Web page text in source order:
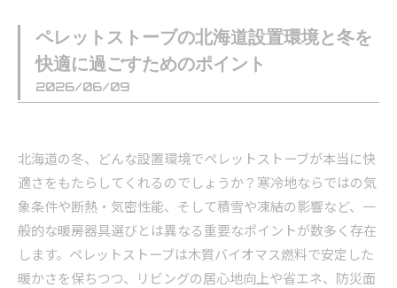
ペレットストーブの北海道設置環境と冬を
快適に過ごすためのポイント
2026/06/09
北海道の冬、どんな設置環境でペレットストーブが本当に快
適さをもたらしてくれるのでしょうか？寒冷地ならではの気
象条件や断熱・気密性能、そして積雪や凍結の影響など、一
般的な暖房器具選びとは異なる重要なポイントが数多く存在
します。ペレットストーブは木質バイオマス燃料で安定した
暖かさを保ちつつ、リビングの居心地向上や省エネ、防災面